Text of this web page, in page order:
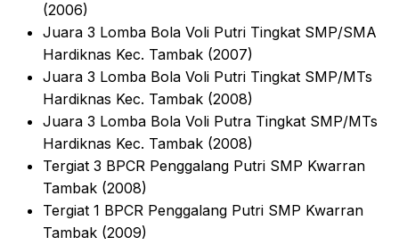
(2006)
Juara 3 Lomba Bola Voli Putri Tingkat SMP/SMA
Hardiknas Kec. Tambak (2007)
Juara 3 Lomba Bola Voli Putri Tingkat SMP/MTs
Hardiknas Kec. Tambak (2008)
Juara 3 Lomba Bola Voli Putra Tingkat SMP/MTs
Hardiknas Kec. Tambak (2008)
Tergiat 3 BPCR Penggalang Putri SMP Kwarran
Tambak (2008)
Tergiat 1 BPCR Penggalang Putri SMP Kwarran
Tambak (2009)